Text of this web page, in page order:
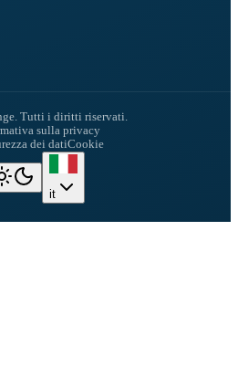
Tutti i diritti riservati.
sulla privacy
dei datiCookie
it